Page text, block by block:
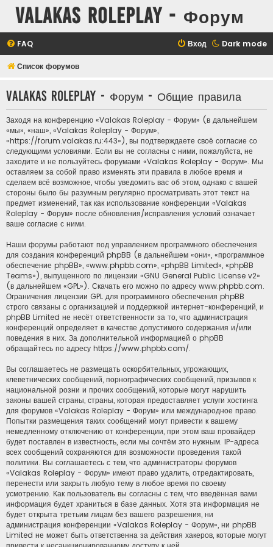
Valakas Roleplay - Форум
Dark mode
FAQ Вход
Список форумов
Valakas Roleplay - Форум - Общие правила
Заходя на конференцию «Valakas Roleplay - Форум» (в дальнейшем
«мы», «наш», «Valakas Roleplay - Форум»,
«https://forum.valakas.ru:443»), вы подтверждаете своё согласие со
следующими условиями. Если вы не согласны с ними, пожалуйста, не
заходите и не пользуйтесь форумами «Valakas Roleplay - Форум». Мы
оставляем за собой право изменять эти правила в любое время и
сделаем всё возможное, чтобы уведомить вас об этом, однако с вашей
стороны было бы разумным регулярно просматривать этот текст на
предмет изменений, так как использование конференции «Valakas
Roleplay - Форум» после обновления/исправления условий означает
ваше согласие с ними.
Наши форумы работают под управлением программного обеспечения
для создания конференций phpBB (в дальнейшем «они», «программное
обеспечение phpBB», «www.phpbb.com», «phpBB Limited», «phpBB
Teams»), выпущенного по лицензии «GNU General Public License v2»
(в дальнейшем «GPL»). Скачать его можно по адресу www.phpbb.com.
Ограничения лицензии GPL для программного обеспечения phpBB
строго связаны с организацией и поддержкой интернет-конференций, и
phpBB Limited не несёт ответственности за то, что администрация
конференций определяет в качестве допустимого содержания и/или
поведения в них. За дополнительной информацией о phpBB
обращайтесь по адресу https://www.phpbb.com/.
Вы соглашаетесь не размещать оскорбительных, угрожающих,
клеветнических сообщений, порнографических сообщений, призывов к
национальной розни и прочих сообщений, которые могут нарушить
законы вашей страны, страны, которая предоставляет услуги хостинга
для форумов «Valakas Roleplay - Форум» или международное право.
Попытки размещения таких сообщений могут привести к вашему
немедленному отключению от конференции, при этом ваш провайдер
будет поставлен в известность, если мы сочтём это нужным. IP-адреса
всех сообщений сохраняются для возможности проведения такой
политики. Вы соглашаетесь с тем, что администраторы форумов
«Valakas Roleplay - Форум» имеют право удалить, отредактировать,
перенести или закрыть любую тему в любое время по своему
усмотрению. Как пользователь вы согласны с тем, что введённая вами
информация будет храниться в базе данных. Хотя эта информация не
будет открыта третьим лицам без вашего разрешения, ни
администрация конференции «Valakas Roleplay - Форум», ни phpBB
Limited не может быть ответственна за действия хакеров, которые могут